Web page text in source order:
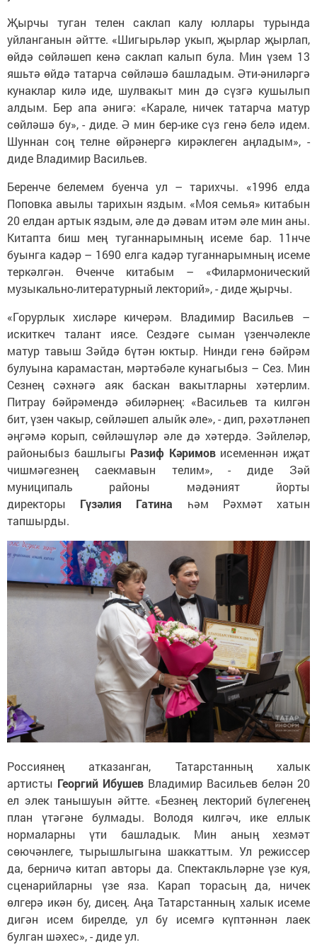
Җырчы туган телен саклап калу юллары турында
уйланганын әйтте. «Шигырьләр укып, җырлар җырлап,
өйдә сөйләшеп кенә саклап калып була. Мин үзем 13
яшьтә өйдә татарча сөйләшә башладым. Әти-әниләргә
кунаклар килә иде, шулвакыт мин дә сүзгә кушылып
алдым. Бер апа әнигә: «Карале, ничек татарча матур
сөйләшә бу», - диде. Ә мин бер-ике сүз генә белә идем.
Шуннан соң телне өйрәнергә кирәклеген аңладым», -
диде Владимир Васильев.
Беренче белемем буенча ул – тарихчы. «1996 елда
Поповка авылы тарихын яздым. «Моя семья» китабын
20 елдан артык яздым, әле дә дәвам итәм әле мин аны.
Китапта биш мең туганнарымның исеме бар. 11нче
буынга кадәр – 1690 елга кадәр туганнарымның исеме
теркәлгән. Өченче китабым – «Филармонический
музыкально-литературный лекторий», - диде җырчы.
«Горурлык хисләре кичерәм. Владимир Васильев –
искиткеч талант иясе. Сездәге сыман үзенчәлекле
матур тавыш Зәйдә бүтән юктыр. Нинди генә бәйрәм
булуына карамастан, мәртәбәле кунагыбыз – Сез. Мин
Сезнең сәхнәгә аяк баскан вакытларны хәтерлим.
Питрау бәйрәмендә әбиләрнең: «Васильев та килгән
бит, үзен чакыр, сөйләшеп алыйк әле», - дип, рәхәтләнеп
әңгәмә корып, сөйләшүләр әле дә хәтердә. Зәйлеләр,
районыбыз башлыгы Разиф Кәримовисеменнән иҗат
чишмәгезнең саекмавын телим», - диде Зәй
муниципаль районы мәдәният йорты
директоры Гүзәлия Гатина һәм Рәхмәт хатын
тапшырды.
Россиянең атказанган, Татарстанның халык
артисты Георгий Ибушев Владимир Васильев белән 20
ел элек танышуын әйтте. «Безнең лекторий бүлегенең
план үтәгәне булмады. Володя килгәч, ике еллык
нормаларны үти башладык. Мин аның хезмәт
сөючәнлеге, тырышлыгына шаккаттым. Ул режиссер
да, берничә китап авторы да. Спектакльләрне үзе куя,
сценарийларны үзе яза. Карап торасың да, ничек
өлгерә икән бу, дисең. Аңа Татарстанның халык исеме
дигән исем бирелде, ул бу исемгә күптәннән лаек
булган шәхес», - диде ул.